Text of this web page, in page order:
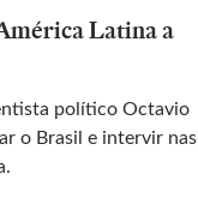
Latina a
político Octavio
o Brasil e intervir nas